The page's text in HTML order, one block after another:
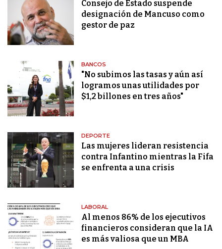
Consejo de Estado suspende
designación de Mancuso como
gestor de paz
BANCOS
"No subimos las tasas y aún así
logramos unas utilidades por
$1,2 billones en tres años"
DEPORTE
Las mujeres lideran resistencia
contra Infantino mientras la Fifa
se enfrenta a una crisis
LABORAL
Al menos 86% de los ejecutivos
financieros consideran que la IA
es más valiosa que un MBA